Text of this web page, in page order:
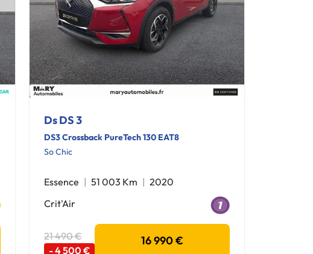
Ds DS 3
DS3 Crossback PureTech 130 EAT8
So Chic
Essence 51 003 Km
2020
Crit'Air
21 490 €
- 4 500 €
16 990 €